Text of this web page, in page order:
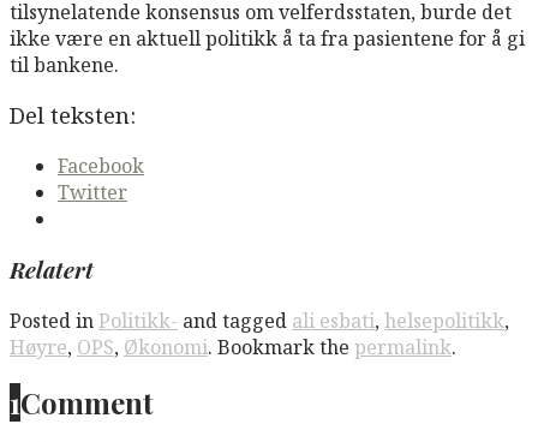
tilsynelatende konsensus om velferdsstaten, burde det
ikke være en aktuell politikk å ta fra pasientene for å gi
til bankene.
Del teksten:
Facebook
Twitter
Relatert
Posted inPolitikk- and tagged ali esbati,helsepolitikk,
Høyre, OPS, Økonomi. Bookmark the permalink.
1Comment